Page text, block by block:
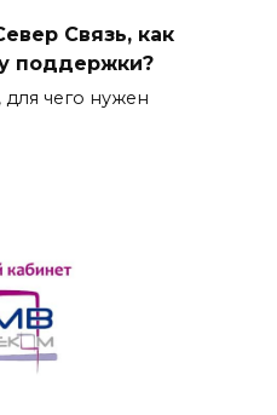
Связь, как
поддержки?
для чего нужен